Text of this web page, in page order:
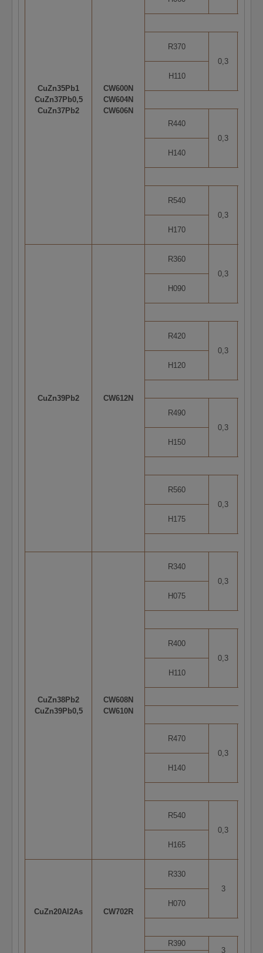
CuZn35Pb1
CuZn37Pb0,5
CuZn37Pb2
CW600N
CW604N
CW606N
R370
0,3
H110
R440
0,3
H140
R540
0,3
H170
CuZn39Pb2 CW612N
R360
0,3
H090
R420
0,3
H120
R490
0,3
H150
R560
0,3
H175
CuZn38Pb2
CuZn39Pb0,5
CW608N
CW610N
R340
0,3
H075
R400
0,3
H110
R470
0,3
H140
R540
0,3
H165
CuZn20Al2As CW702R
R330
3
H070
R390
3